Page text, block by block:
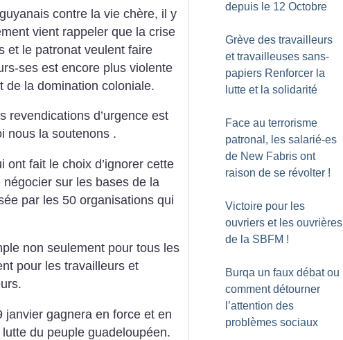
contre la vie chère, il y
vient rappeler que la crise
et le patronat veulent faire
ses est encore plus violente
de la domination coloniale.
revendications d’urgence est
nous la soutenons .
fait le choix d’ignorer cette
sur les bases de la
par les 50 organisations qui
non seulement pour tous les
pour les travailleurs et
gagnera en force et en
du peuple guadeloupéen.
depuis le 12 Octobre
Grève des travailleurs
et travailleuses sans-
papiers Renforcer la
lutte et la solidarité
Face au terrorisme
patronal, les salarié-es
de New Fabris ont
raison de se révolter !
Victoire pour les
ouvriers et les ouvrières
de la SBFM !
Burqa un faux débat ou
comment détourner
l’attention des
problèmes sociaux